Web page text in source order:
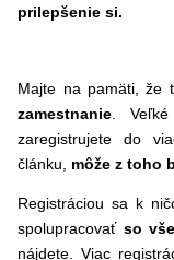
prilepšenie si.
Majte na pamäti, že
zamestnanie.
zaregistrujete do
článku, môže z toho
Registráciou sa k
spolupracovať so
nájdete. Viac